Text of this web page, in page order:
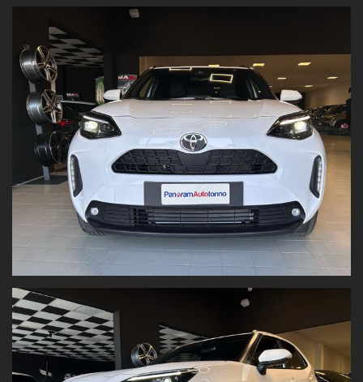
Valutiamo il tuo usato!
Vuoi permutare la tua vettura o venderla?
Inviacifoto e dati
www.panoramautotorino.it→ sezione “Acquistiamo il tuo
usato”
Ti aspettiamo in Strada Settimo 364, Torino, di fronte al centro
commerciale Panorama.
Nota bene:
Tutti i dati tecnici e gli accessori del veicolo sono riportati con la
massima accuratezza possibile. Tuttavia, le informazioni hanno
valore indicativo enon costituiscono vincolo contrattuale
Fogli informativi disponibili in sede.